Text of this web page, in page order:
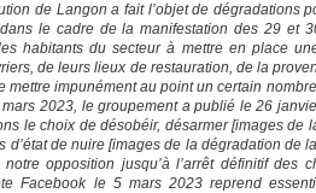
de Langon a fait l’objet de dégradations
le cadre de la manifestation des 29 et
habitants du secteur à mettre en place
de leurs lieux de restauration, de la
impunément au point un certain
2023, le groupement a publié le 26
le choix de désobéir, désarmer [images de
de nuire [images de la dégradation de
opposition jusqu’à l’arrêt définitif des
Facebook le 5 mars 2023 reprend